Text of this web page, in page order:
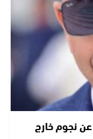
نجوم خارج